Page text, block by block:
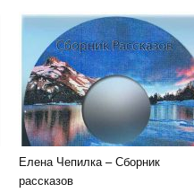
Елена Чепилка – Сборник
рассказов